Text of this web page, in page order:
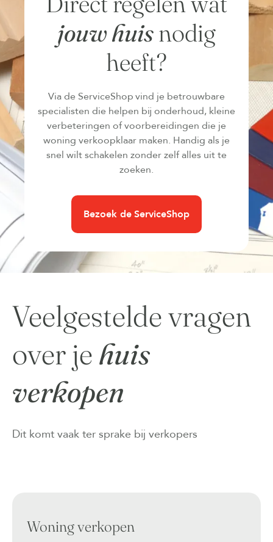
jouw huisnodig
heeft?
Via de ServiceShop vind je betrouwbare
specialisten die helpen bij onderhoud, kleine
verbeteringen of voorbereidingen die je
woning verkoopklaar maken. Handig als je
snel wilt schakelen zonder zelf alles uit te
zoeken.
Bezoek de ServiceShop
Veelgestelde vragen
over je huis
verkopen
Dit komt vaak ter sprake bij verkopers
Woning verkopen